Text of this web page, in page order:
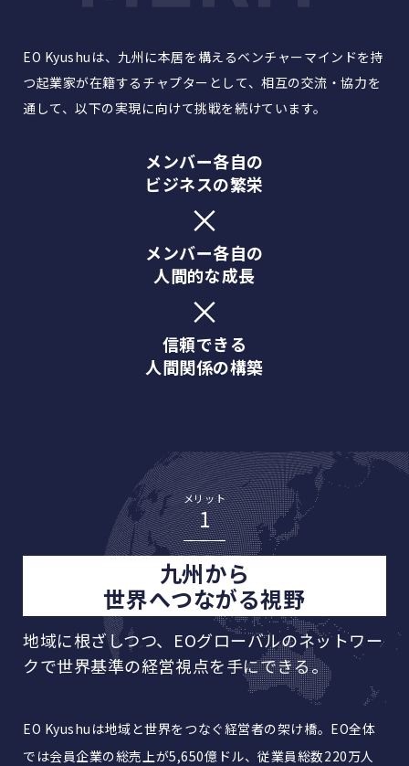
EO Kyushuは、九州に本居を構えるベンチャーマインドを持
つ起業家が在籍するチャプターとして、相互の交流・協力を
通して、以下の実現に向けて挑戦を続けています。
メンバー各自の
ビジネスの繁栄
×
メンバー各自の
人間的な成長
×
信頼できる
人間関係の構築
メリット
1
九州から
世界へつながる視野
地域に根ざしつつ、EOグローバルのネットワー
クで世界基準の経営視点を手にできる。
EO Kyushuは地域と世界をつなぐ経営者の架け橋。EO全体
では会員企業の総売上が5,650億ドル、従業員総数220万人